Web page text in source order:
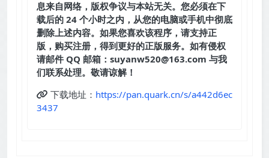
息来自网络，版权争议与本站无关。您必须在下
载后的 24 个小时之内，从您的电脑或手机中彻底
删除上述内容。如果您喜欢该程序，请支持正
版，购买注册，得到更好的正版服务。如有侵权
请邮件 QQ 邮箱：suyanw520@163.com 与我
们联系处理。敬请谅解！
下载地址： https://pan.quark.cn/s/a442d6ec
3437